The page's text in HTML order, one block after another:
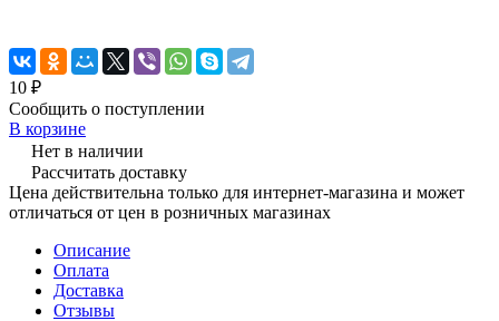
10 ₽
Сообщить о поступлении
В корзине
Нет в наличии
Рассчитать доставку
Цена действительна только для интернет-магазина и может
отличаться от цен в розничных магазинах
Описание
Оплата
Доставка
Отзывы